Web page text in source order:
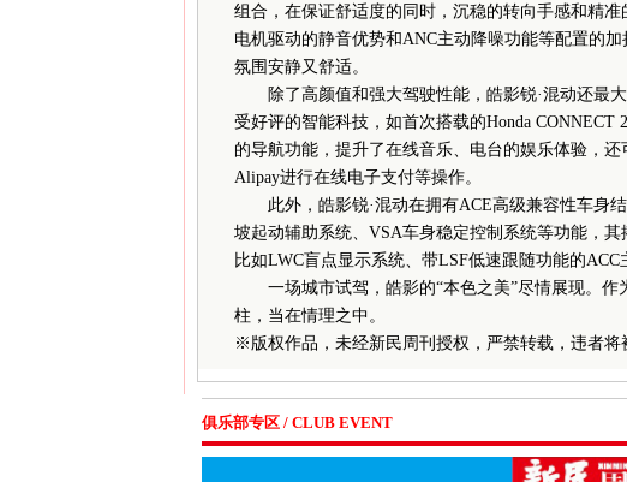
组合，在保证舒适度的同时，沉稳的转向手感和精
电机驱动的静音优势和ANC主动降噪功能等配置的
氛围安静又舒适。
除了高颜值和强大驾驶性能，皓影锐·混动还最大
受好评的智能科技，如首次搭载的Honda
的导航功能，提升了在线音乐、电台的娱乐体验，
Alipay进行在线电子支付等操作。
此外，皓影锐·混动在拥有ACE高级兼容性车身结
坡起动辅助系统、VSA车身稳定控制系统等功能，其
比如LWC盲点显示系统、带LSF低速跟随功能的
一场城市试驾，皓影的“本色之美”尽情展现。作
柱，当在情理之中。
※ 版权作品，未经新民周刊授权，严禁转载，违者将
俱乐部专区 / CLUB EVENT